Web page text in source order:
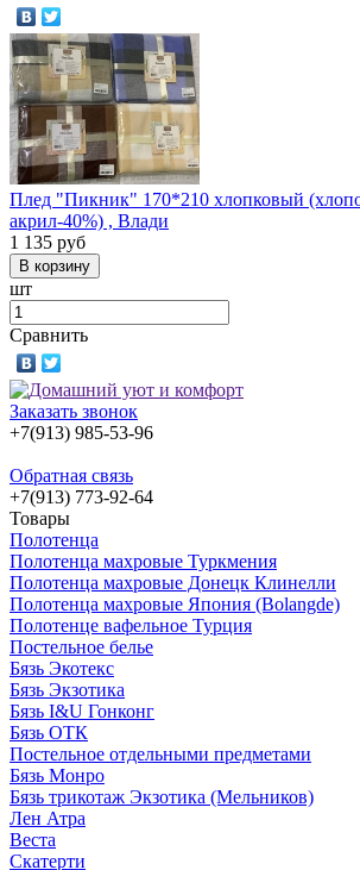
Плед "Пикник" 170*210 хлопковый
акрил-40%) , Влади
1 135 руб
шт
Сравнить
Заказать звонок
+7(913) 985-53-96
Обратная связь
+7(913) 773-92-64
Товары
Полотенца
Полотенца махровые Туркмения
Полотенца махровые Донецк Клинелли
Полотенца махровые Япония (Bolangde)
Полотенце вафельное Турция
Постельное белье
Бязь Экотекс
Бязь Экзотика
Бязь I&U Гонконг
Бязь ОТК
Постельное отдельными предметами
Бязь Монро
Бязь трикотаж Экзотика (Мельников)
Лен Атра
Веста
Скатерти